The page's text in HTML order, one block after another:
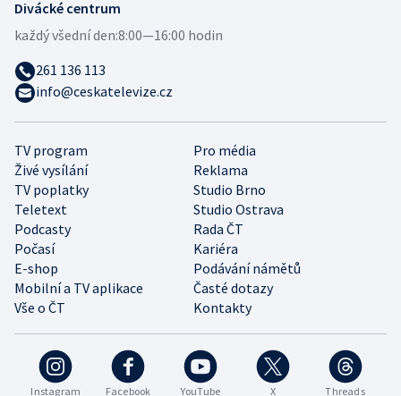
Instagram Facebook YouTube X Threads
TV program
Pro média
Živé vysílání
Reklama
TV poplatky
Studio Brno
Teletext
Studio Ostrava
Podcasty
Rada ČT
Počasí
Kariéra
E-shop
Podávání námětů
Mobilní a TV aplikace
Časté dotazy
Vše o ČT
Kontakty
Divácké centrum
každý všední den:8:00—16:00 hodin
261 136 113
info@ceskatelevize.cz